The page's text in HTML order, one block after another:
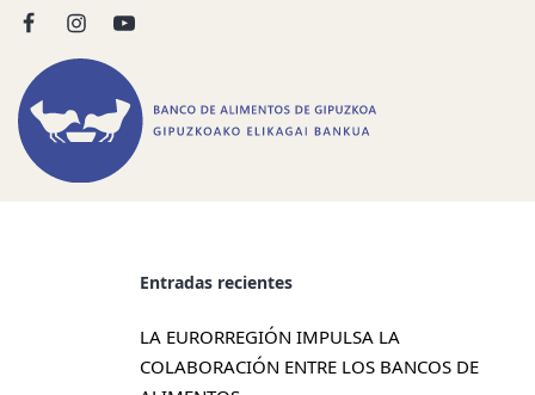
Entradas recientes
LA EURORREGIÓN IMPULSA LA
COLABORACIÓN ENTRE LOS BANCOS DE